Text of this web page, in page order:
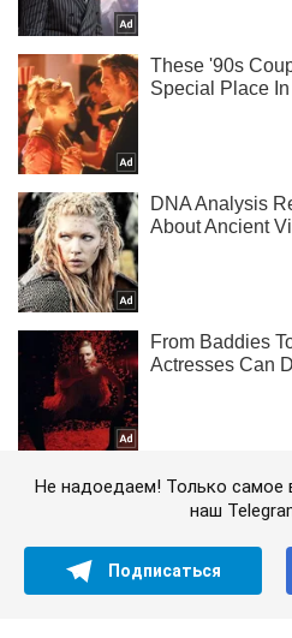
Не надоедаем! Только самое
наш
Подписаться